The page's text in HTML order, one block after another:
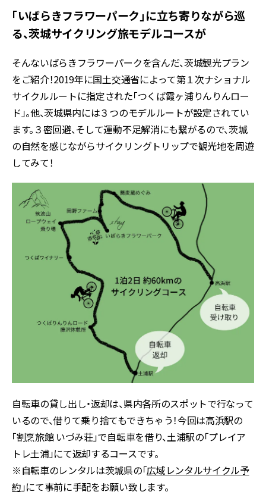
「いばらきフラワーパーク」に立ち寄りながら巡
る、茨城サイクリング旅モデルコースが
そんないばらきフラワーパークを含んだ、茨城観光プラン
をご紹介！2019年に国土交通省によって第１次ナショナル
サイクルルートに指定された「つくば霞ヶ浦りんりんロー
ド」。他、茨城県内には３つのモデルルートが設定されてい
ます。３密回避、そして運動不足解消にも繋がるので、茨城
の自然を感じながらサイクリングトリップで観光地を周遊
してみて！
自転車の貸し出し・返却は、県内各所のスポットで行なって
いるので、借りて乗り捨てもできちゃう！今回は高浜駅の
「割烹旅館 いづみ荘」で自転車を借り、土浦駅の「プレイア
トレ土浦」にて返却するコースです。
※自転車のレンタルは茨城県の「広域レンタルサイクル予
約 」にて事前に手配をお願い致します。